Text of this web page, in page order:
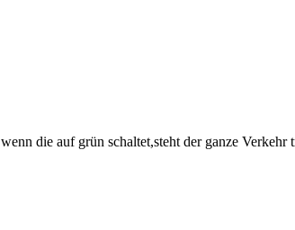
die auf grün schaltet,steht der ganze Verkehr